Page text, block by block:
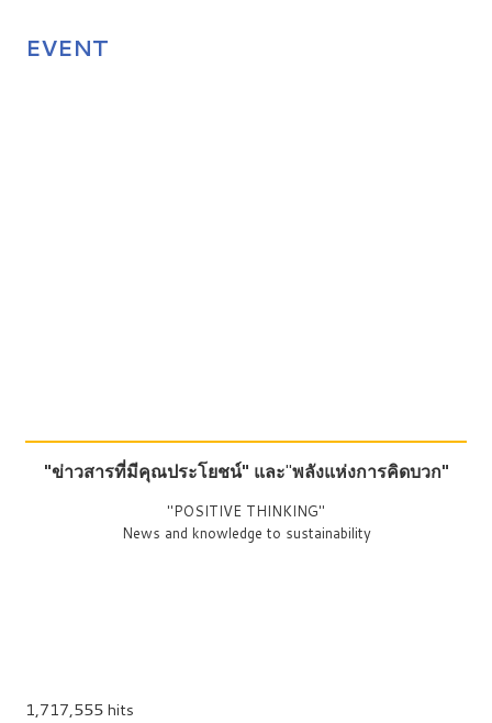
EVENT
"ข่าวสารที่มีคุณประโยชน์" และ"พลังแห่งการคิดบวก"
"POSITIVE THINKING"
News and knowledge to sustainability
1,717,555 hits